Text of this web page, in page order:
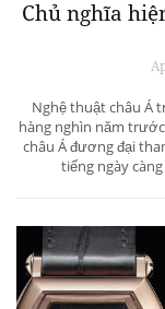
Chủ nghĩa
Nghệ thuật châu Á
hàng nghìn năm
châu Á đương đại
tiếng ngày